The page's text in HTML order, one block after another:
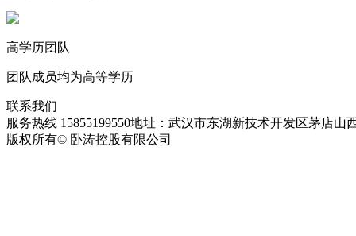
高学历团队
团队成员均为高等学历
联系我们
服务热线 15855199550地址：武汉市东湖新技术开发区茅店山
版权所有© 卧涛控股有限公司